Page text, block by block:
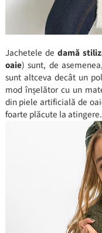
Jachetele dedamă
oaie) sunt, de
sunt altceva decât un
mod înșelător cu un
din piele artificială de
foarte plăcute la atingere.